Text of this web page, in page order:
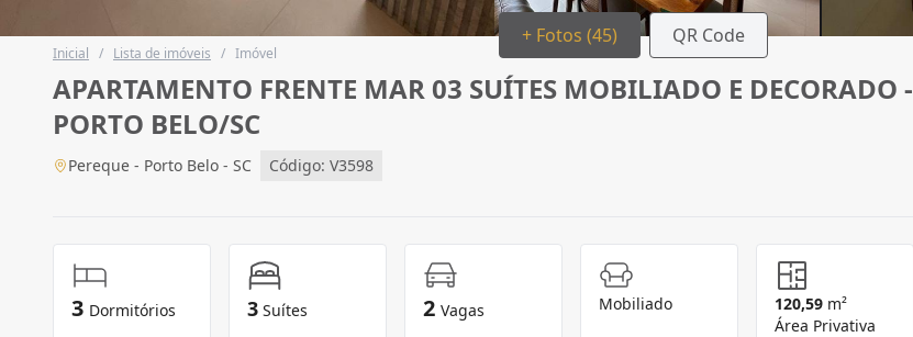
+ Fotos (45) QR Code
Inicial / Lista de imóveis / Imóvel
APARTAMENTO FRENTE MAR 03 SUÍTES MOBILIADO E DECORADO -
PORTO BELO/SC
Pereque - Porto Belo - SC Código: V3598
3 Dormitórios 3 Suítes 2 Vagas Mobiliado 120,59 m²
Área Privativa